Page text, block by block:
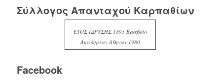
Σύλλογος Απανταχού Καρπαθίων
ΕΤΟΣ ΙΔΡΥΣΗΣ 1895 Βραβείο
Ακαδημίας Αθηνών 1980
Facebook